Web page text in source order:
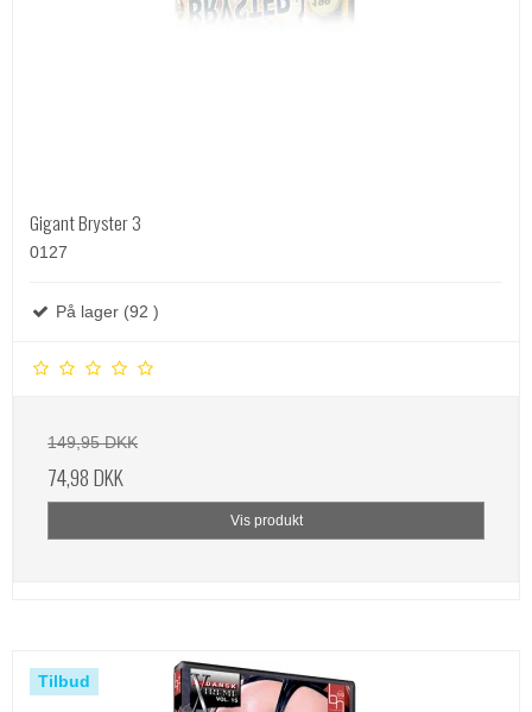
Gigant Bryster 3
0127
På lager (92 )
149,95 DKK
74,98 DKK
Vis produkt
Tilbud